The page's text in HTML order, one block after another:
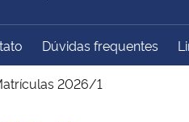
Turismo
Ministério do
Dúvidas frequentes
2026/1